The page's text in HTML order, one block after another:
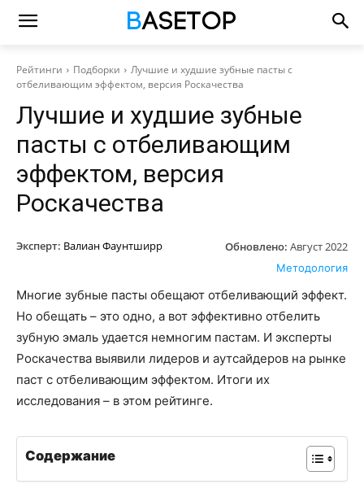
Рейтинги Подборки
Лучшие и худшие зубные пасты с
отбеливающим эффектом, версия Роскачества
Лучшие и худшие зубные
пасты с отбеливающим
эффектом, версия
Роскачества
Эксперт: Валиан Фаунтширр Обновлено: Август 2022
Методология
Многие зубные пасты обещают отбеливающий эффект.
Но обещать – это одно, а вот эффективно отбелить
зубную эмаль удается немногим пастам. И эксперты
Роскачества выявили лидеров и аутсайдеров на рынке
паст с отбеливающим эффектом. Итоги их
исследования – в этом рейтинге.
Содержание